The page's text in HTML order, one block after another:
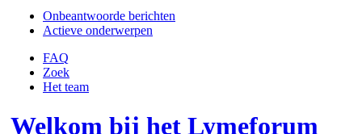
Onbeantwoorde berichten
Actieve onderwerpen
FAQ
Zoek
Het team
Welkom bij het Lymeforum